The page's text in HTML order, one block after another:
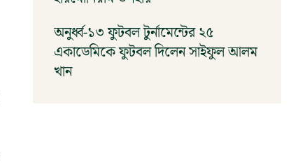
আগস্ট ৬, ২০২৬
অনুর্ধ্ব-১৩ ফুটবল টুর্নামেন্টের ২৫
একাডেমিকে ফুটবল দিলেন সাইফুল আলম
খান